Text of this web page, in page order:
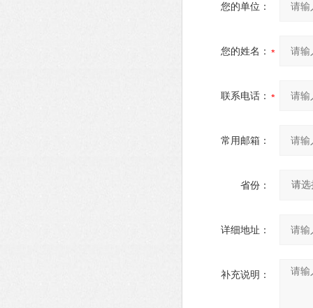
您的单位：
您的姓名：
联系电话：
常用邮箱：
省份：
详细地址：
补充说明：